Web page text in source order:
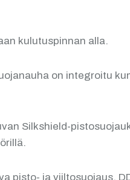
kulutuspinnan alla.
on integroitu
Silkshield-
pisto- ja viiltosuojaus.